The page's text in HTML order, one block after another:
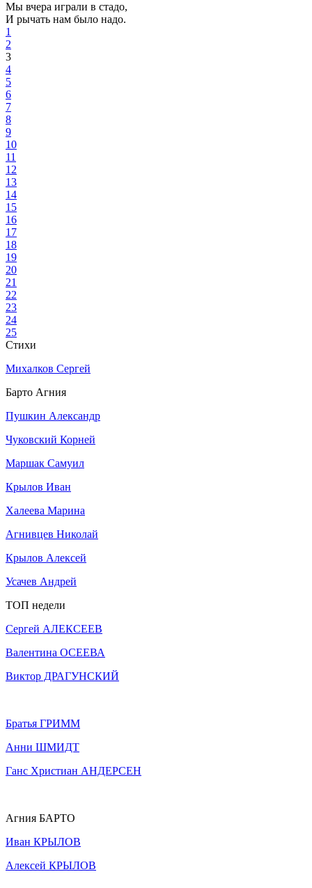
Мы вчера играли в стадо,
И рычать нам было надо.
1
2
3
4
5
6
7
8
9
10
11
12
13
14
15
16
17
18
19
20
21
22
23
24
25
Стихи
Михалков Сергей
Барто Агния
Пушкин Александр
Чуковский Корней
Маршак Самуил
Крылов Иван
Халеева Марина
Агнивцев Николай
Крылов Алексей
Усачев Андрей
ТОП недели
Сергей АЛЕКСЕЕВ
Валентина ОСЕЕВА
Виктор ДРАГУНСКИЙ
Братья ГРИММ
Анни ШМИДТ
Ганс Христиан АНДЕРСЕН
Агния БАРТО
Иван КРЫЛОВ
Алексей КРЫЛОВ